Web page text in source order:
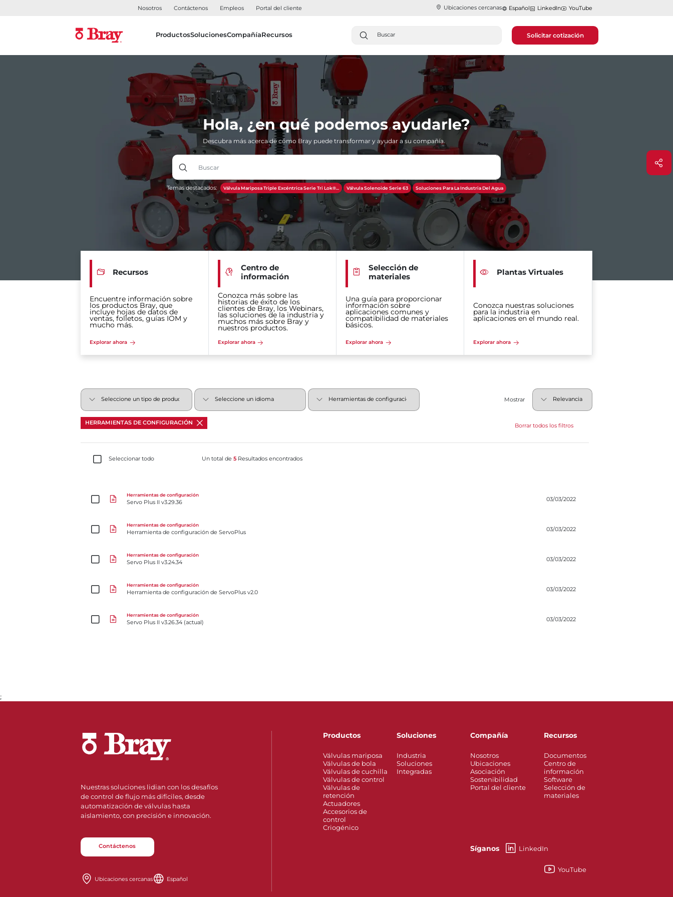
Nosotros Contáctenos Empleos Portal del cliente Ubicaciones cercanas Español LinkedIn YouTube
ProductosSolucionesCompañíaRecursos Solicitar cotización
Hola, ¿en qué podemos ayudarle?
Descubra más acerca de cómo Bray puede transformar y ayudar a su compañía.
Temas destacados: Válvula Mariposa Triple Excéntrica Serie Tri Lok®​​​​​​​... Válvula Solenoide Serie 63 Soluciones Para La Industria Del Agua
Recursos
Encuentre información sobre
los productos Bray, que
incluye hojas de datos de
ventas, folletos, guías IOM y
mucho más.
Explorar ahora
Centro de
información
Conozca más sobre las
historias de éxito de los
clientes de Bray, los Webinars,
las soluciones de la industria y
muchos más sobre Bray y
nuestros productos.
Explorar ahora
Selección de
materiales
Una guía para proporcionar
información sobre
aplicaciones comunes y
compatibilidad de materiales
básicos.
Explorar ahora
Plantas Virtuales
Conozca nuestras soluciones
para la industria en
aplicaciones en el mundo real.
Explorar ahora
Mostrar
HERRAMIENTAS DE CONFIGURACIÓN Borrar todos los filtros
Seleccionar todo Un total de 5Resultados encontrados
Herramientas de configuración
Servo Plus II v3.29.36 03/03/2022
Herramientas de configuración
Herramienta de configuración de ServoPlus 03/03/2022
Herramientas de configuración
Servo Plus II v3.24.34 03/03/2022
Herramientas de configuración
Herramienta de configuración de ServoPlus v2.0 03/03/2022
Herramientas de configuración
Servo Plus II v3.26.34 (actual) 03/03/2022
;
Nuestras soluciones lidian con los desafíos
de control de flujo más difíciles, desde
automatización de válvulas hasta
aislamiento, con precisión e innovación.
Contáctenos
Ubicaciones cercanas Español
Productos
Válvulas mariposa
Válvulas de bola
Válvulas de cuchilla
Válvulas de control
Válvulas de
retención
Actuadores
Accesorios de
control
Criogénico
Soluciones
Industria
Soluciones
Integradas
Compañía
Nosotros
Ubicaciones
Asociación
Sostenibilidad
Portal del cliente
Síganos LinkedIn
Recursos
Documentos
Centro de
información
Software
Selección de
materiales
YouTube